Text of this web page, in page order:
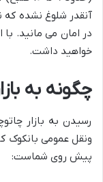
آنقدر شلوغ نشده که
در امان می مانید. با
خواهید داشت.
چگونه به
رسیدن به بازار
ونقل عمومی بانکوک
پیش روی شماست: